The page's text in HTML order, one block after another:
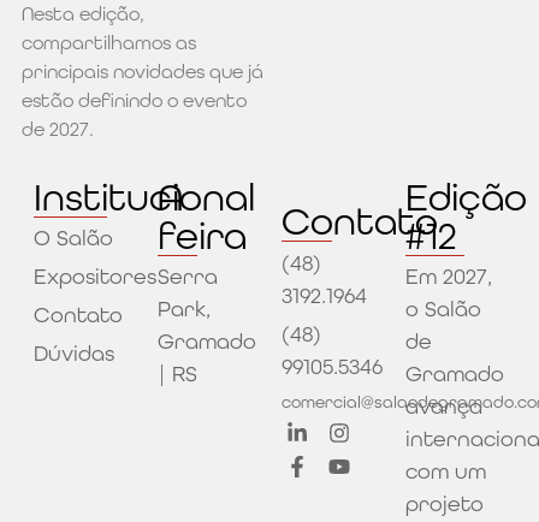
Nesta edição,
compartilhamos as
principais novidades que já
estão definindo o evento
de 2027.
Institucional
O Salão
Expositores
Contato
Dúvidas
A
feira
Serra
Park,
Gramado
| RS
Contato
(48)
3192.1964
(48)
99105.5346
Edição
#12
Em 2027,
o Salão
de
Gramado
avança
com um
projeto